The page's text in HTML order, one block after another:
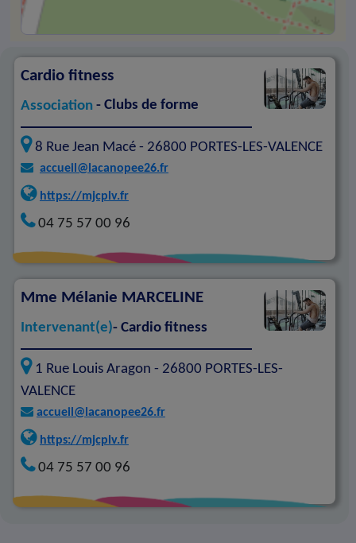
Cardio fitness
Association - Clubs de forme
8 Rue Jean Macé - 26800 PORTES-LES-VALENCE
accueil@lacanopee26.fr
https://mjcplv.fr
04 75 57 00 96
Mme Mélanie MARCELINE
Intervenant(e)- Cardio fitness
1 Rue Louis Aragon - 26800 PORTES-LES-
VALENCE
accueil@lacanopee26.fr
https://mjcplv.fr
04 75 57 00 96